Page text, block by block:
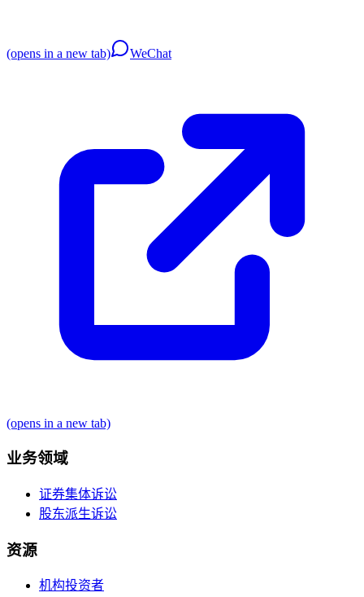
(opens in a new tab) WeChat
(opens in a new tab)
业务领域
证券集体诉讼
股东派生诉讼
资源
机构投资者